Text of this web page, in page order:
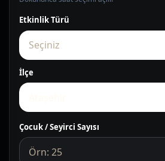
Etkinlik Türü
İlçe
Çocuk / Seyirci Sayısı